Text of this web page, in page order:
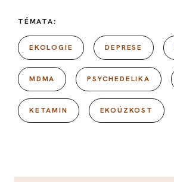
TÉMATA:
EKOLOGIE DEPRESE
MDMA PSYCHEDELIKA
KETAMIN EKOÚZKOST